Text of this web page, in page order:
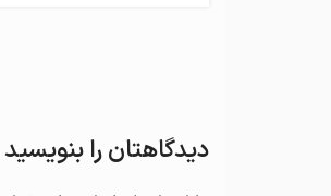
دیدگاهتان را بنویسید